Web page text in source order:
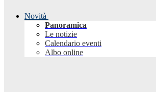
Novità
Panoramica
Le notizie
Calendario eventi
Albo online